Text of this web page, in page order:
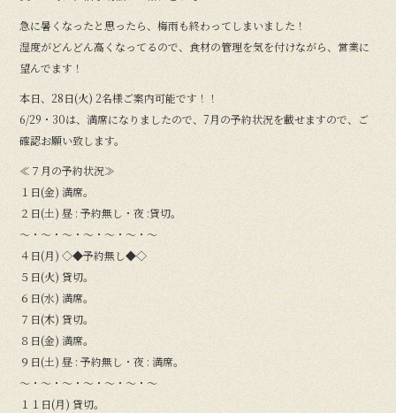
急に暑くなったと思ったら、梅雨も終わってしまいました！
湿度がどんどん高くなってるので、食材の管理を気を付けながら、営業に
望んでます！
本日、28日(火) 2名様ご案内可能です！！
6/29・30は、満席になりましたので、7月の予約状況を載せますので、ご
確認お願い致します。
≪７月の予約状況≫
１日(金) 満席。
２日(土) 昼 : 予約無し・夜 :貸切。
〜・〜・〜・〜・〜・〜・〜
４日(月) ◇◆予約無し◆◇
５日(火) 貸切。
６日(水) 満席。
７日(木) 貸切。
８日(金) 満席。
９日(土) 昼 : 予約無し・夜 : 満席。
〜・〜・〜・〜・〜・〜・〜
１１日(月) 貸切。